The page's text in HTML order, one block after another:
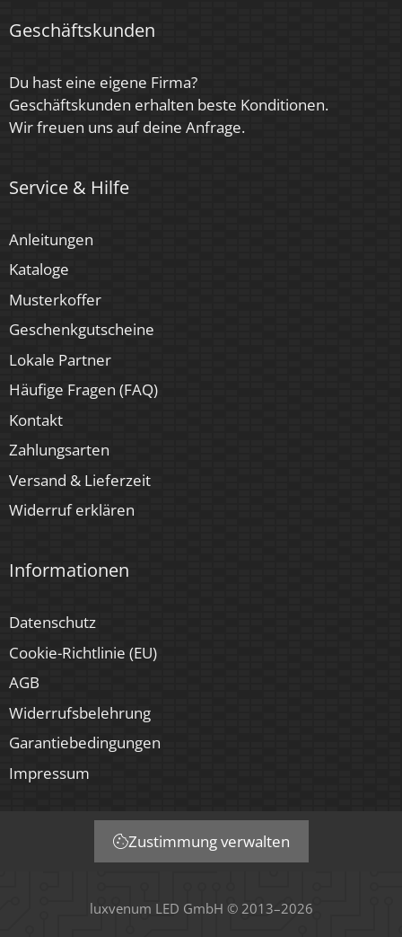
Geschäftskunden
Du hast eine eigene Firma?
Geschäftskunden erhalten beste Konditionen.
Wir freuen uns auf deine Anfrage.
Service & Hilfe
Anleitungen
Kataloge
Musterkoffer
Geschenkgutscheine
Lokale Partner
Häufige Fragen (FAQ)
Kontakt
Zahlungsarten
Versand & Lieferzeit
Widerruf erklären
Informationen
Datenschutz
Cookie-Richtlinie (EU)
AGB
Widerrufsbelehrung
Garantiebedingungen
Impressum
Zustimmung verwalten
luxvenum LED GmbH © 2013–2026